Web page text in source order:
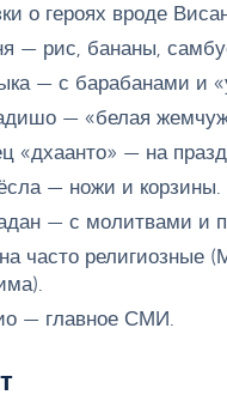
о героях вроде
— рис, бананы,
— с барабанами и
— «белая
«дхаанто» — на
— ножи и корзины.
— с молитвами и
часто религиозные
— главное СМИ.